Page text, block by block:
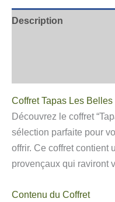
Description
Coffret Tapas Les
Découvrez le coffret
sélection parfaite pour
offrir. Ce coffret contient
provençaux qui raviront
Contenu du Coffret